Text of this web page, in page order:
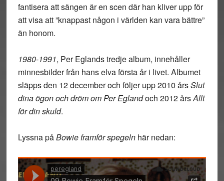
fantisera att sängen är en scen där han kliver upp för
att visa att ”knappast någon i världen kan vara bättre”
än honom.
1980-1991, Per Eglands tredje album, innehåller
minnesbilder från hans elva första år i livet. Albumet
släpps den 12 december och följer upp 2010 årsSlut
dina ögon och dröm om Per Eglandoch 2012 årsAllt
för din skuld.
Lyssna påBowie framför spegelnhär nedan: